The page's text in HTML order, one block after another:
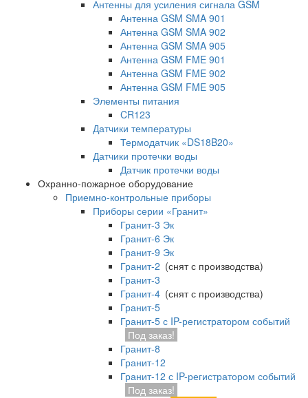
Антенны для усиления сигнала GSM
Антенна GSM SMA 901
Антенна GSM SMA 902
Антенна GSM SMA 905
Антенна GSM FME 901
Антенна GSM FME 902
Антенна GSM FME 905
Элементы питания
CR123
Датчики температуры
Термодатчик «DS18B20»
Датчики протечки воды
Датчик протечки воды
Охранно-пожарное оборудование
Приемно-контрольные приборы
Приборы серии «Гранит»
Гранит-3 Эк
Гранит-6 Эк
Гранит-9 Эк
Гранит-2 (снят с производства)
Гранит-3
Гранит-4 (снят с производства)
Гранит-5
Гранит-5 с IP-регистратором событий
Под заказ!
Гранит-8
Гранит-12
Гранит-12 с IP-регистратором событий
Под заказ!